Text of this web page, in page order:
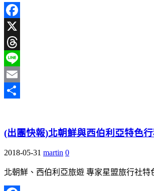
Facebook
X
Threads
Line
Email
(出團快報)北朝鮮與西伯利亞特色
2018-05-31 martin 0
北朝鮮、西伯利亞旅遊 專家星盟旅行社特